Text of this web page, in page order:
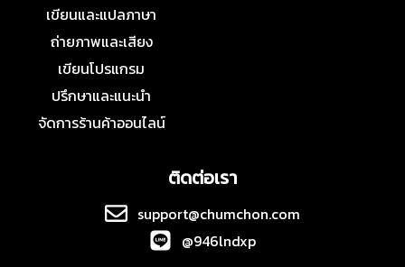
เขียนและแปลภาษา
ถ่ายภาพและเสียง
เขียนโปรแกรม
ปรึกษาและแนะนำ
จัดการร้านค้าออนไลน์
ติดต่อเรา
support@chumchon.com
@946lndxp